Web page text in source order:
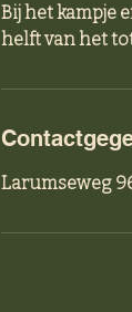
Bij het kampje
helft van het
Larumseweg